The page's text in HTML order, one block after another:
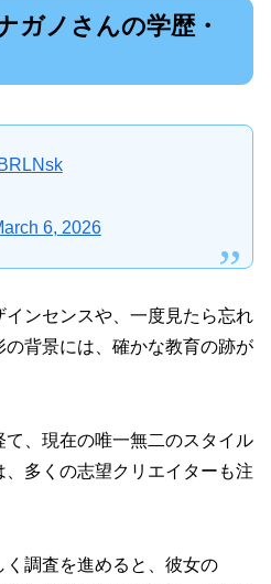
ガノさんの学歴・
6, 2026
ンセンスや、一度見たら忘れ
背景には、確かな教育の跡が
、現在の唯一無二のスタイル
多くの志望クリエイターも注
調査を進めると、彼女の